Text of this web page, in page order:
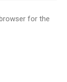
for the